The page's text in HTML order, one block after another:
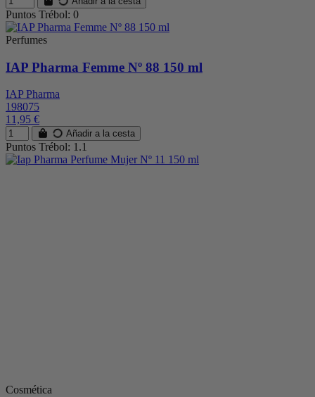
Puntos Trébol: 0
Perfumes
IAP Pharma Femme Nº 88 150 ml
IAP Pharma
198075
11,95 €
Añadir a la cesta
Puntos Trébol: 1.1
Cosmética